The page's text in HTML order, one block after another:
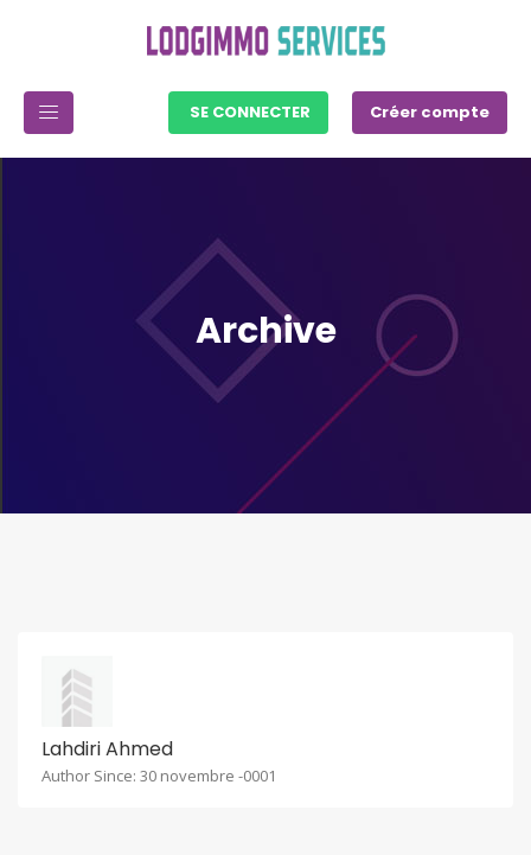
SE CONNECTER Créer compte
Archive
Lahdiri Ahmed
Author Since: 30 novembre -0001